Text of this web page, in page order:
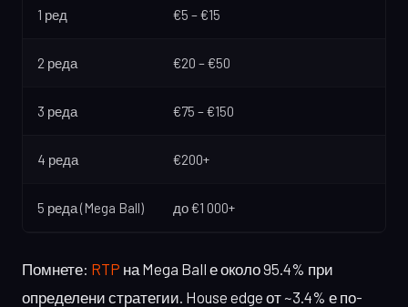
1 ред €5 – €15
2 реда €20 – €50
3 реда €75 – €150
4 реда €200+
5 реда (Mega Ball) до €1 000+
Помнете: RTP на Mega Ball е около 95.4% при
определени стратегии. House edge от ~3.4% е по-